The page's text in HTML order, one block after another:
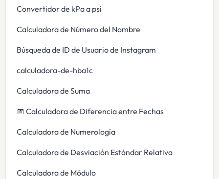
Convertidor de kPa a psi
Calculadora de Número del Nombre
Búsqueda de ID de Usuario de Instagram
calculadora-de-hba1c
Calculadora de Suma
📅 Calculadora de Diferencia entre Fechas
Calculadora de Numerología
Calculadora de Desviación Estándar Relativa
Calculadora de Módulo